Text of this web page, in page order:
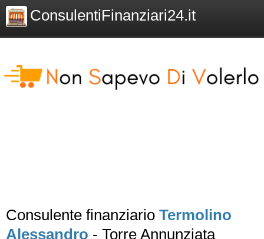
ConsulentiFinanziari24.it
Consulente finanziario Termolino
Alessandro - Torre Annunziata